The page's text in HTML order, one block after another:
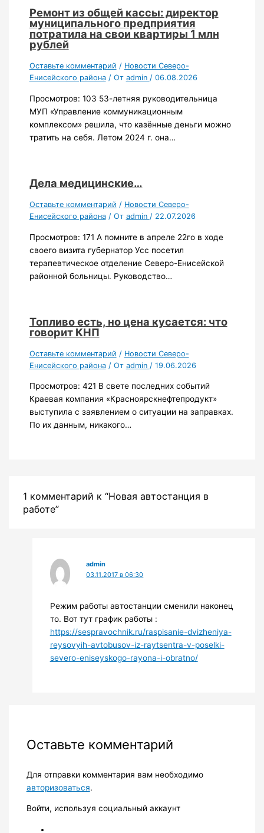
Ремонт из общей кассы: директор
муниципального предприятия
потратила на свои квартиры 1 млн
рублей
Оставьте комментарий / Новости Северо-
Енисейского района/ От admin / 06.08.2026
Просмотров: 103 53-летняя руководительница
МУП «Управление коммуникационным
комплексом» решила, что казённые деньги можно
тратить на себя. Летом 2024 г. она…
Дела медицинские…
Оставьте комментарий / Новости Северо-
Енисейского района/ От admin / 22.07.2026
Просмотров: 171 А помните в апреле 22го в ходе
своего визита губернатор Усс посетил
терапевтическое отделение Северо-Енисейской
районной больницы. Руководство…
Топливо есть, но цена кусается: что
говорит КНП
Оставьте комментарий / Новости Северо-
Енисейского района/ От admin / 19.06.2026
Просмотров: 421 В свете последних событий
Краевая компания «Красноярскнефтепродукт»
выступила с заявлением о ситуации на заправках.
По их данным, никакого…
1 комментарий к “Новая автостанция в
работе”
admin
03.11.2017 в 06:30
Режим работы автостанции сменили наконец
то. Вот тут график работы :
https://sespravochnik.ru/raspisanie-dvizheniya-
reysovyih-avtobusov-iz-raytsentra-v-poselki-
severo-eniseyskogo-rayona-i-obratno/
Оставьте комментарий
Для отправки комментария вам необходимо
авторизоваться.
Войти, используя социальный аккаунт